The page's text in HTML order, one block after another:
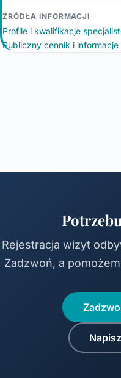
ŹRÓDŁA INFORMACJI
Profile i kwalifikacje
Publiczny cennik i
Rejestracja wizyt
Zadzwoń, a